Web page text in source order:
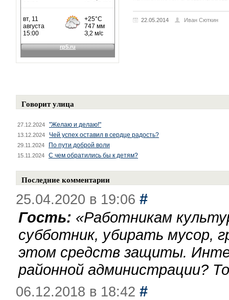
22.05.2014 Иван Сюткин
Говорит улица
27.12.2024 "Желаю и делаю!"
13.12.2024 Чей успех оставил в сердце радость?
29.11.2024 По пути доброй воли
15.11.2024 С чем обратились бы к детям?
Последние комментарии
25.04.2020 в 19:06 #
Гость: «Работникам
субботник, убирать мусор,
этом средств защиты.
районной администрации?
06.12.2018 в 18:42 #